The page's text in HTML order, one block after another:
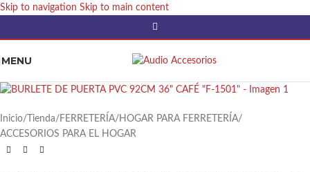
Skip to navigation Skip to main content
MENU
Inicio/ Tienda/ FERRETERÍA/ HOGAR PARA FERRETERÍA/
ACCESORIOS PARA EL HOGAR